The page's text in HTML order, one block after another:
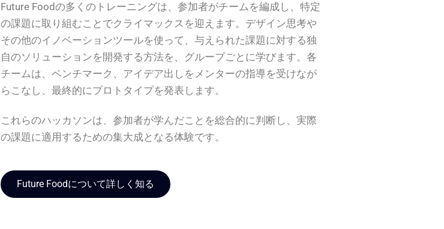
Future Foodの多くのトレーニングは、参加者がチームを編成し、特定
の課題に取り組むことでクライマックスを迎えます。デザイン思考や
その他のイノベーションツールを使って、与えられた課題に対する独
自のソリューションを開発する方法を、グループごとに学びます。各
チームは、ベンチマーク、アイデア出しをメンターの指導を受けなが
らこなし、最終的にプロトタイプを発表します。
これらのハッカソンは、参加者が学んだことを総合的に判断し、実際
の課題に適用するための集大成となる体験です。
Future Foodについて詳しく知る